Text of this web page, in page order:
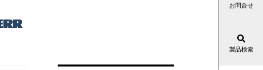
お問合せ
製品検索